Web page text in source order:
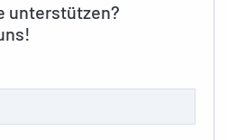
unterstützen?